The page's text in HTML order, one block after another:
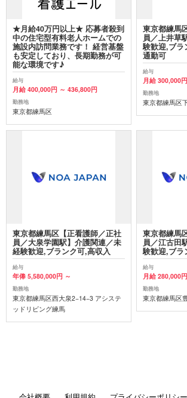
★月給40万円以上★ 応募者殺到
中の住宅型有料老人ホームでの
施設内訪問業務です！ 経営基盤
も安定しており、長期勤務が可
能な環境です♪
給与
月給 400,000円 ～ 436,800円
勤務地
東京都練馬区
東京都練馬
員／上井草
験歓迎,ブラ
通勤可
給与
月給 300,000
勤務地
東京都練馬区
東京都練馬区【正看護師／正社
員／大泉学園駅】介護関連／未
経験歓迎,ブランク可,高収入
給与
年俸 5,580,000円 ～
勤務地
東京都練馬区西大泉2−14−3 アシステ
ッドリビング練馬
東京都練馬
員／江古田
験歓迎,ブラ
給与
月給 280,000
勤務地
東京都練馬区